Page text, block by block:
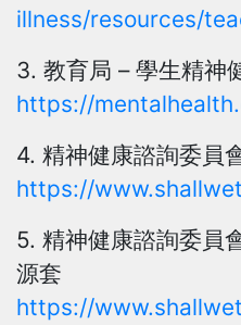
illness/resources/
3. 教育局 – 學生精神
https://
4. 精神健康諮詢委員
https://
5. 精神健康諮詢委員
源套
https://